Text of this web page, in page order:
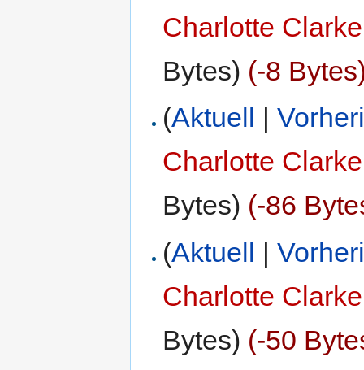
Charlotte Clarke
Bytes) (-8
(Aktuell |
Charlotte Clarke
Bytes) (-86
(Aktuell |
Charlotte Clarke
Bytes) (-50